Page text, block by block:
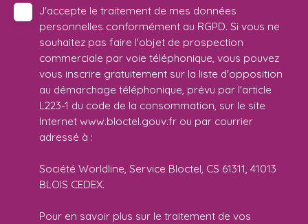
J'accepte le traitement de mes données
personnelles conformément au RGPD. Si vous ne
souhaitez pas faire l'objet de prospection
commerciale par voie téléphonique, vous pouvez
vous inscrire gratuitement sur la liste d'opposition
au démarchage téléphonique, prévu par l'article
L223-1 du code de la consommation, sur le site
Internet www.bloctel.gouv.fr ou par courrier
adressé à :
Société Worldline, Service Bloctel, CS 61311, 41013
BLOIS CEDEX.
Pour en savoir plus sur le traitement de vos